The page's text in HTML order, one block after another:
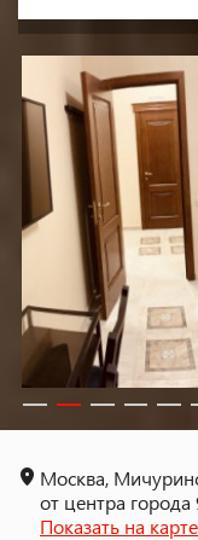
Москва,
от центра города
Показать на карте